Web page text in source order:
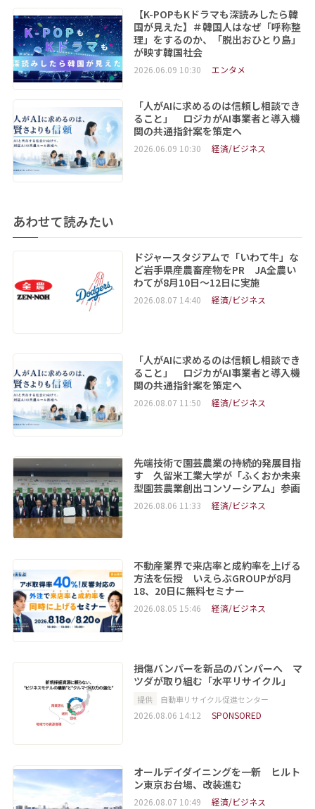
【K-POPもKドラマも深読みしたら韓
国が見えた】＃韓国人はなぜ「呼称整
理」をするのか、「脱出おひとり島」
が映す韓国社会
2026.06.09 10:30 エンタメ
「人がAIに求めるのは信頼し相談でき
ること」 ロジカがAI事業者と導入機
関の共通指針案を策定へ
2026.06.09 10:30 経済/ビジネス
あわせて読みたい
ドジャースタジアムで「いわて牛」な
ど岩手県産農畜産物をPR JA全農い
わてが8月10日～12日に実施
2026.08.07 14:40 経済/ビジネス
「人がAIに求めるのは信頼し相談でき
ること」 ロジカがAI事業者と導入機
関の共通指針案を策定へ
2026.08.07 11:50 経済/ビジネス
先端技術で園芸農業の持続的発展目指
す 久留米工業大学が「ふくおか未来
型園芸農業創出コンソーシアム」参画
2026.08.06 11:33 経済/ビジネス
不動産業界で来店率と成約率を上げる
方法を伝授 いえらぶGROUPが8月
18、20日に無料セミナー
2026.08.05 15:46 経済/ビジネス
損傷バンパーを新品のバンパーへ マ
ツダが取り組む「水平リサイクル」
提供 自動車リサイクル促進センター
2026.08.06 14:12 SPONSORED
オールデイダイニングを一新 ヒルト
ン東京お台場、改装進む
2026.08.07 10:49 経済/ビジネス